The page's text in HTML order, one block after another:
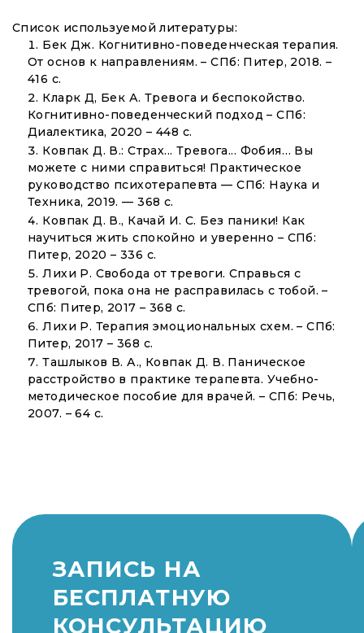
Список используемой литературы:
Бек Дж. Когнитивно-поведенческая терапия.
От основ к направлениям. – СПб: Питер, 2018. –
416 с.
Кларк Д, Бек А. Тревога и беспокойство.
Когнитивно-поведенческий подход – СПб:
Диалектика, 2020 – 448 с.
Ковпак Д. В.: Страх... Тревога... Фобия… Вы
можете с ними справиться! Практическое
руководство психотерапевта — СПб: Наука и
Техника, 2019. — 368 с.
Ковпак Д. В., Качай И. С. Без паники! Как
научиться жить спокойно и уверенно – СПб:
Питер, 2020 – 336 c.
Лихи Р. Свобода от тревоги. Справься с
тревогой, пока она не расправилась с тобой. –
СПб: Питер, 2017 – 368 c.
Лихи Р. Терапия эмоциональных схем. – СПб:
Питер, 2017 – 368 c.
Ташлыков В. А., Ковпак Д. В. Паническое
расстройство в практике терапевта. Учебно-
методическое пособие для врачей. – СПб: Речь,
2007. – 64 с.
ЗАПИСЬ НА
БЕСПЛАТНУЮ
КОНСУЛЬТАЦИЮ